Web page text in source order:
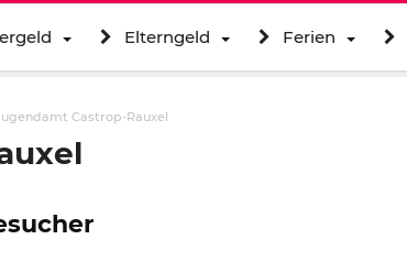
Elterngeld Ferien
Castrop-Rauxel